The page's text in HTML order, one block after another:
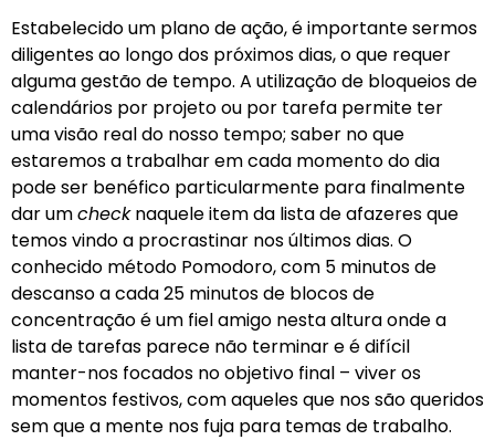
Estabelecido um plano de ação, é importante sermos
diligentes ao longo dos próximos dias, o que requer
alguma gestão de tempo. A utilização de bloqueios de
calendários por projeto ou por tarefa permite ter
uma visão real do nosso tempo; saber no que
estaremos a trabalhar em cada momento do dia
pode ser benéfico particularmente para finalmente
dar umchecknaquele item da lista de afazeres que
temos vindo a procrastinar nos últimos dias. O
conhecido método Pomodoro, com 5 minutos de
descanso a cada 25 minutos de blocos de
concentração é um fiel amigo nesta altura onde a
lista de tarefas parece não terminar e é difícil
manter-nos focados no objetivo final – viver os
momentos festivos, com aqueles que nos são queridos
sem que a mente nos fuja para temas de trabalho.